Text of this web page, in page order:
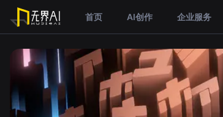
首页 AI创作 企业服务